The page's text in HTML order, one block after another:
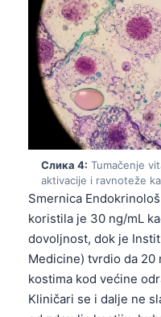
Слика 4: Tumačenje
aktivacije i ravnoteže
Smernica
koristila je 30 ng/mL
dovoljnost, dok je
Medicine) tvrdio da 20
kostima kod većine
Kliničari se i dalje ne